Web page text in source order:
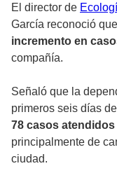
El director de
García reconoció
incremento en
compañía.
Señaló que la
primeros seis días
78 casos
principalmente de
ciudad.